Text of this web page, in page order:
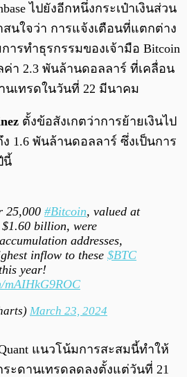
ไปยังอีกหนึ่งกระเป๋าเงินส่วน
นใจว่า การแจ้งเตือนที่แตกต่าง
ารทำธุรกรรมของเจ้ามือ Bitcoin
ค่า 2.3 พันล้านดอลลาร์ ที่เคลื่อน
นเทรดในวันที่ 22 มีนาคม
ตั้งข้อสังเกตว่าการย้ายเงินไป
1.6 พันล้านดอลลาร์ ซึ่งเป็นการ
นี้
25,000 #Bitcoin, valued at
billion, were
addresses,
inflow to these $BTC
year!
mAIHkG9ROC
March 23, 2024
แนวโน้มการสะสมนี้ทำให้
ระดานเทรดลดลงตั้งแต่วันที่ 21